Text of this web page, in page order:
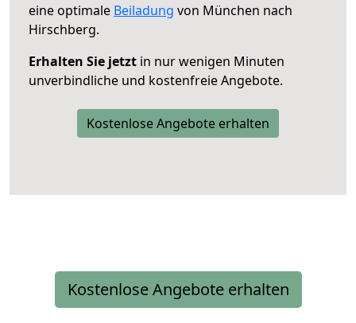
eine optimale Beiladung von München nach
Hirschberg.
Erhalten Sie jetzt in nur wenigen Minuten
unverbindliche und kostenfreie Angebote.
Kostenlose Angebote erhalten
Kostenlose Angebote erhalten